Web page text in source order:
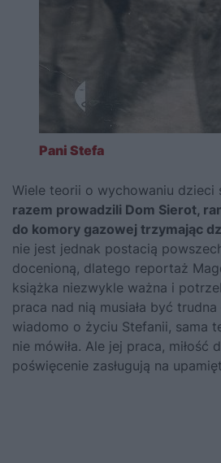
Pani Stefa
Wiele teorii o wychowaniu dzieci
razem prowadzili Dom Sierot,
do komory gazowej trzymając
nie jest jednak postacią
docenioną, dlatego reportaż
książka niezwykle ważna i
praca nad nią musiała być
wiadomo o życiu Stefanii, sama
nie mówiła. Ale jej praca, miłość
poświęcenie zasługują na